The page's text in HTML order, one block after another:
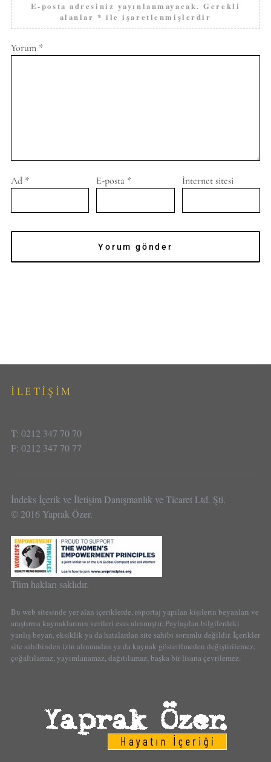
E-posta adresiniz yayınlanmayacak. Gerekli
alanlar * ile işaretlenmişlerdir
Yorum *
Ad * E-posta * İnternet sitesi
İLETİŞİM
T: 0212 347 70 70
F: 0212 347 70 77
İndeks İçerik ve İletişim Danışmanlık ve Ticaret Ltd. Şti.
© 2016 Yaprak Özer.
Tüm hakları saklıdır.
Bu web sitesinde yer alan içeriklerde, röportaj yapılan kişilerin beyanları ve
araştırma kaynaklarının verileri esas alınmıştır. Paylaşılan bilgilerdeki
yanlış beyan, eksiklik ya da hatalardan site sahibi sorumlu değildir. İçerikler
site sahibinden izin alınmadan ya da kaynak gösterilmeden değiştirilemez,
çoğaltılamaz, yayımlanamaz, dağıtılamaz, başka bir lisana çevrilemez.